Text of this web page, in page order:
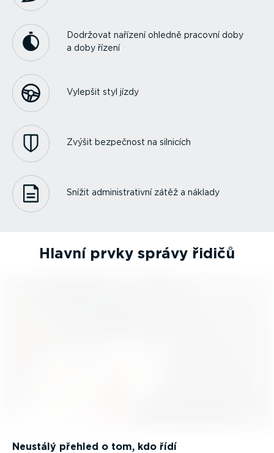
Dodržovat nařízení ohledně pracovní doby
a doby řízení
Vylepšit styl jízdy
Zvýšit bezpečnost na silnicích
Snížit adminis­tra­tivní zátěž a náklady
Hlavní prvky správy řidičů
Neustálý přehled o tom, kdo řídí